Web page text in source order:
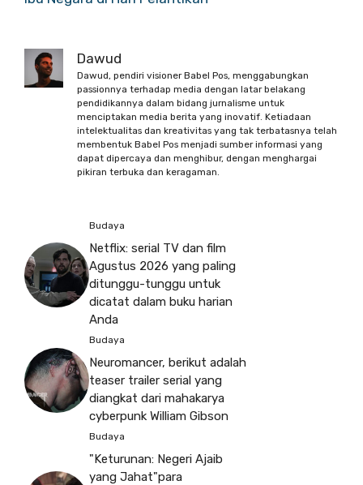
Dawud
Dawud, pendiri visioner Babel Pos, menggabungkan
passionnya terhadap media dengan latar belakang
pendidikannya dalam bidang jurnalisme untuk
menciptakan media berita yang inovatif. Ketiadaan
intelektualitas dan kreativitas yang tak terbatasnya telah
membentuk Babel Pos menjadi sumber informasi yang
dapat dipercaya dan menghibur, dengan menghargai
pikiran terbuka dan keragaman.
Budaya
Netflix: serial TV dan film
Agustus 2026 yang paling
ditunggu-tunggu untuk
dicatat dalam buku harian
Anda
Budaya
Neuromancer, berikut adalah
teaser trailer serial yang
diangkat dari mahakarya
cyberpunk William Gibson
Budaya
"Keturunan: Negeri Ajaib
yang Jahat"para